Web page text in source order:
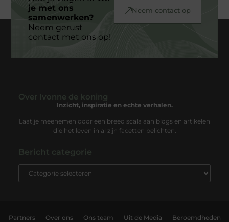
je met ons
samenwerken?
Neem gerust
contact met ons op!
Neem contact op
Over Ivonne de koning
Inzicht, inspiratie en echte verhalen.
Laat je meenemen door een breed scala aan blogs en artikelen
die het leven in al zijn facetten belichten.
Bericht categorie
Partners Over ons Ons team Uit de Media Beroemdheden